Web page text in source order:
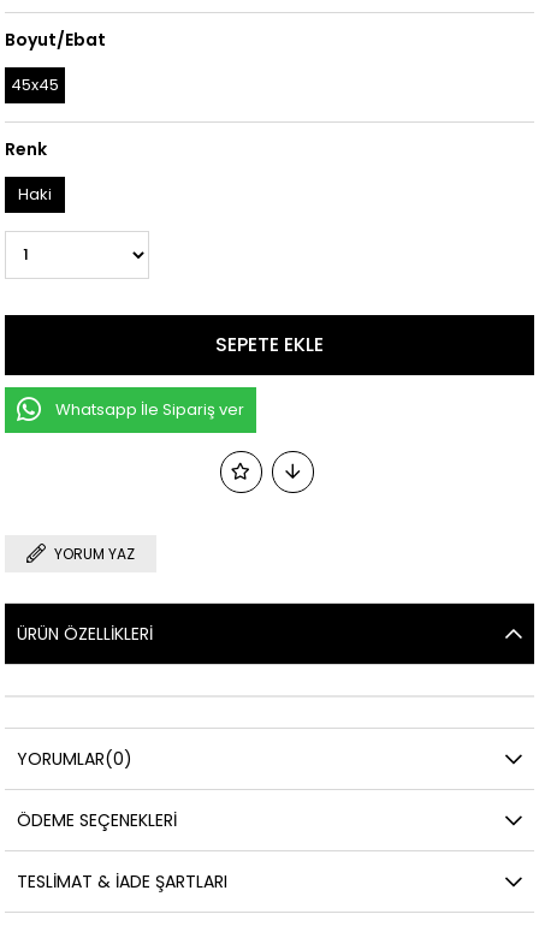
Boyut/Ebat
45x45
Renk
Haki
Whatsapp İle Sipariş ver
YORUM YAZ
ÜRÜN ÖZELLIKLERI
YORUMLAR(0)
ÖDEME SEÇENEKLERI
TESLIMAT & İADE ŞARTLARI